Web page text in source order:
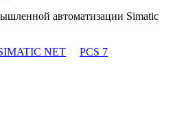
автоматизации Simatic
NET PCS 7